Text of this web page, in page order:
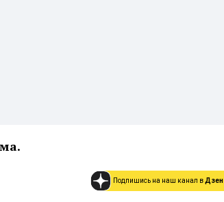
Подпишись на наш канал вДзен